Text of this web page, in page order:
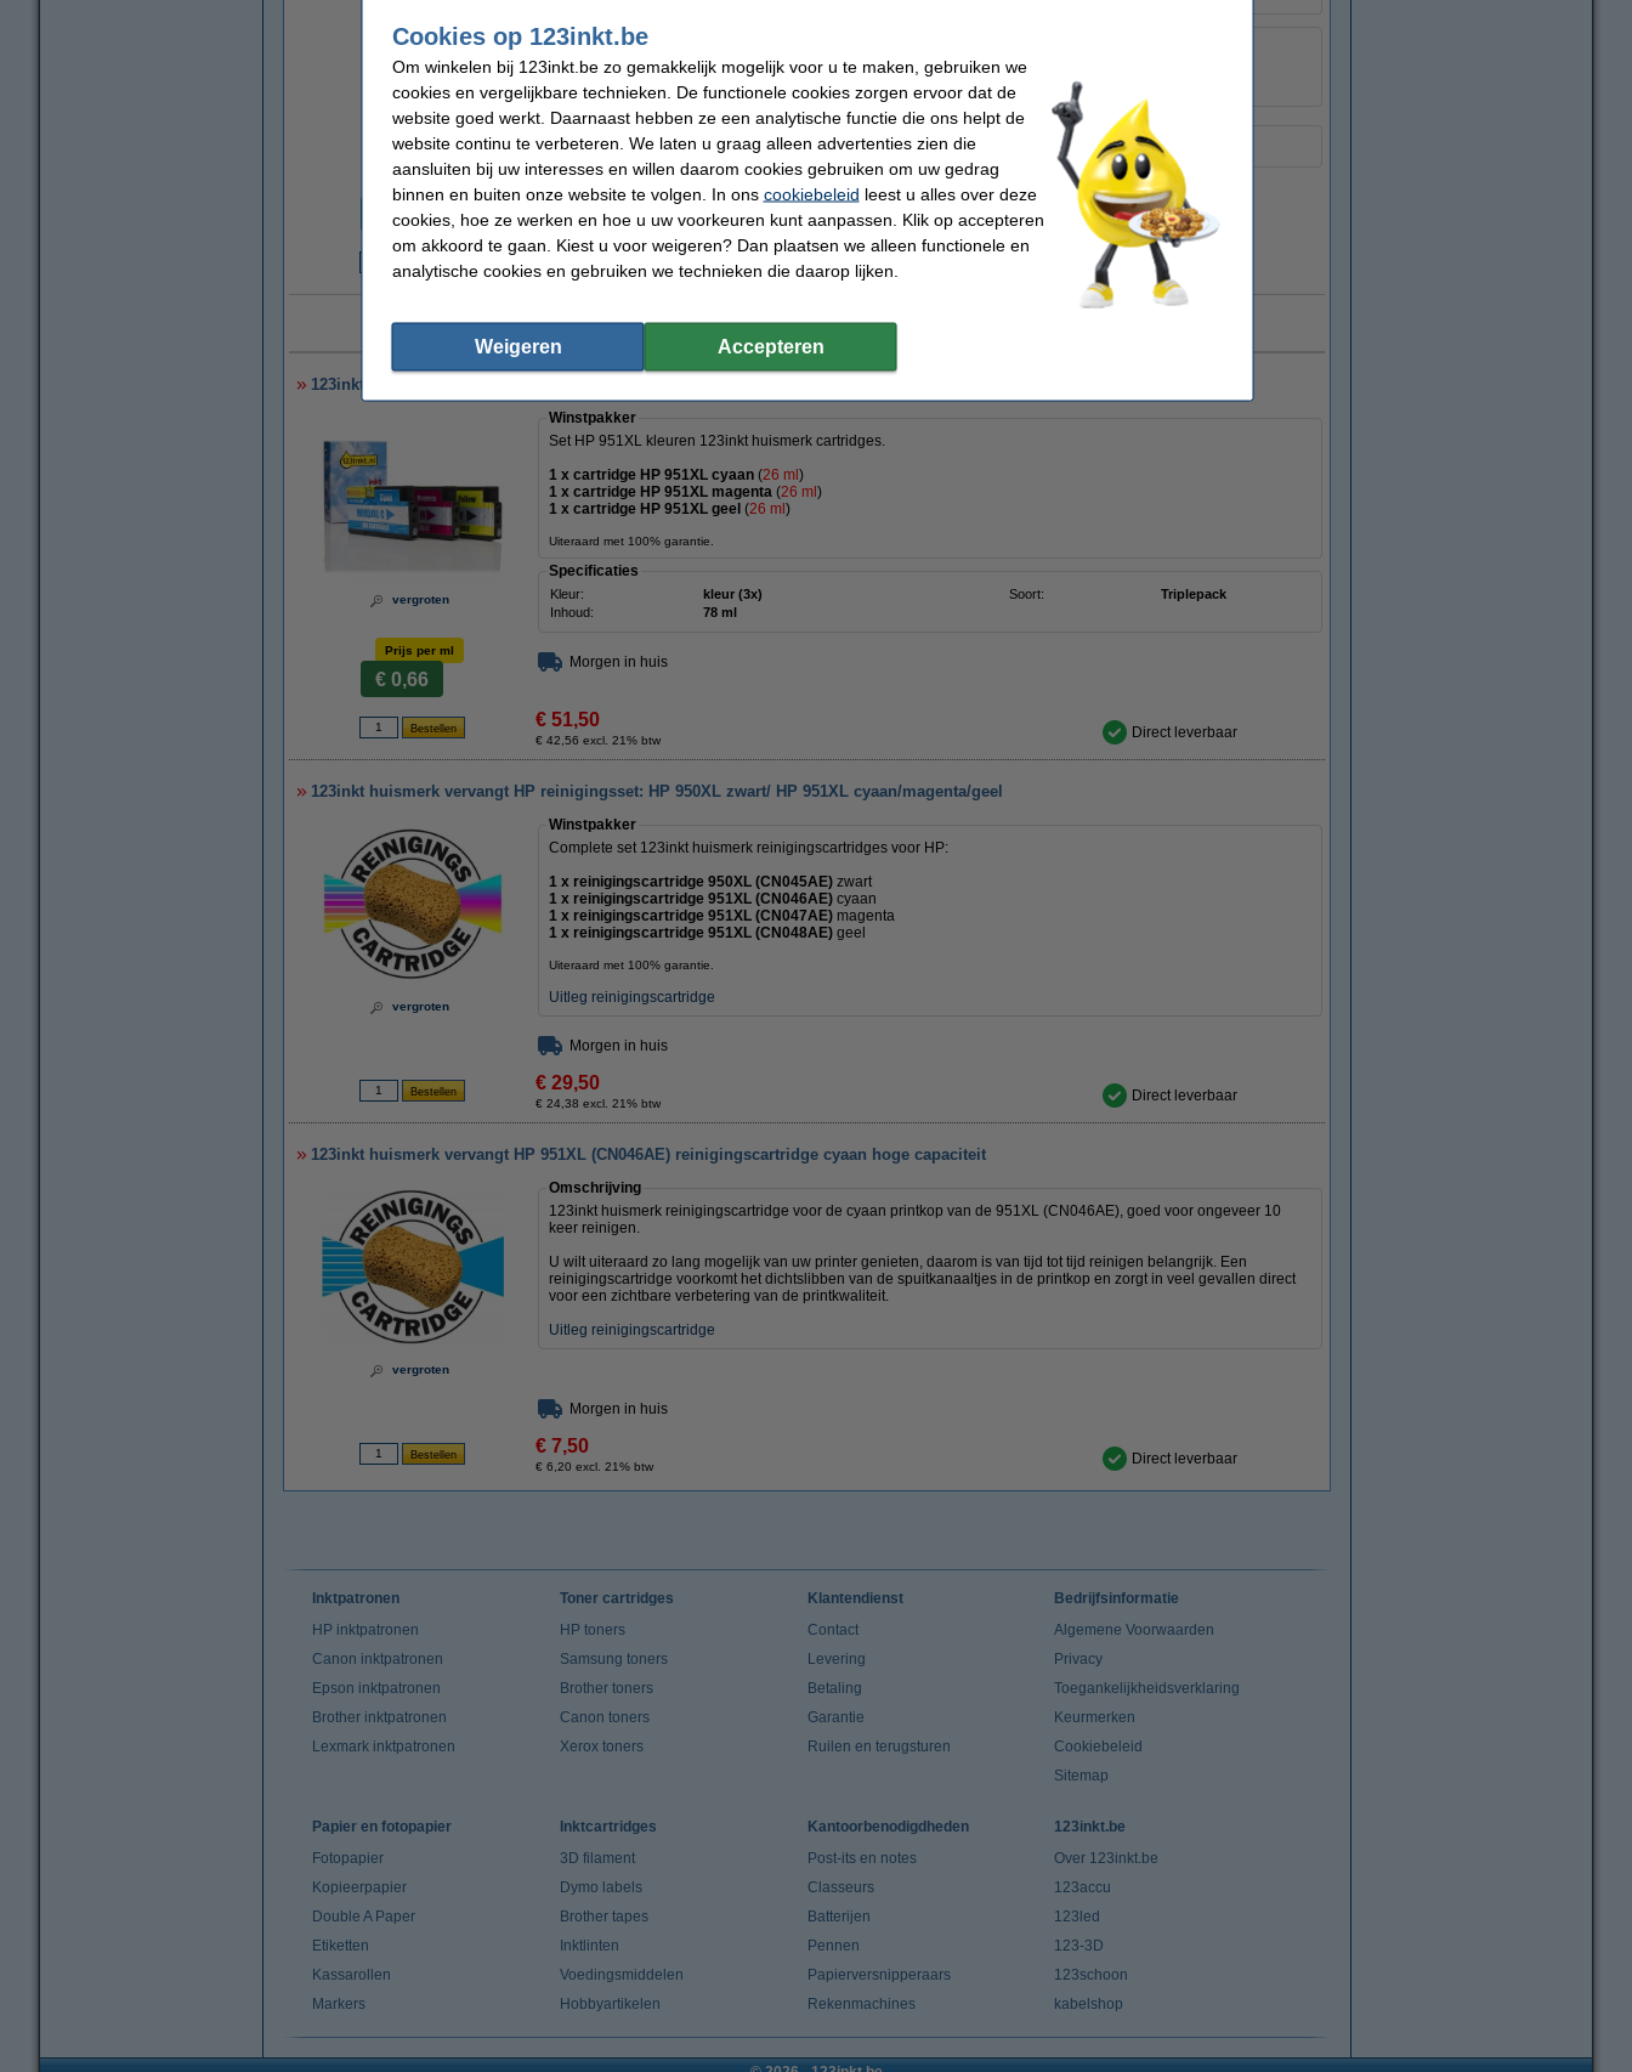
Specificaties
Kleur:
Type:
inkjetcartridge Ons artikelnr:
Inhoud:
26 ml
Tip
Wij adviseren u om deze cartridge i.p.v. de originele cartridge te nemen.
€ 0,67
Morgen in huis
€ 17,50
€ 14,46 excl. 21% btw Direct leverbaar
Laagsteprijsgarantie Meer dan 5 miljoen klanten 100% garantie op 123inkt huismerk
123inkt huismerk vervangt HP 951XL multipack cyaan/magenta/geel
vergroten
Winstpakker
Set HP 951XL kleuren 123inkt huismerk cartridges.
1 x cartridge HP 951XL cyaan (26 ml )
1 x cartridge HP 951XL magenta (26 ml )
1 x cartridge HP 951XL geel (26 ml )
Uiteraard met 100% garantie.
Specificaties
Kleur: kleur (3x) Soort:
Triplepack
Inhoud:
78 ml
Prijs per ml
€ 0,66
Morgen in huis
€ 51,50
€ 42,56 excl. 21% btw Direct leverbaar
123inkt huismerk vervangt HP reinigingsset: HP 950XL zwart/ HP 951XL cyaan/magenta/geel
vergroten
Winstpakker
Complete set 123inkt huismerk reinigingscartridges voor HP:
1 x reinigingscartridge 950XL (CN045AE) zwart
1 x reinigingscartridge 951XL (CN046AE) cyaan
1 x reinigingscartridge 951XL (CN047AE) magenta
1 x reinigingscartridge 951XL (CN048AE) geel
Uiteraard met 100% garantie.
Uitleg reinigingscartridge
Morgen in huis
€ 29,50
€ 24,38 excl. 21% btw Direct leverbaar
123inkt huismerk vervangt HP 951XL (CN046AE) reinigingscartridge cyaan hoge capaciteit
vergroten
Omschrijving
123inkt huismerk reinigingscartridge voor de cyaan printkop van de 951XL (CN046AE), goed voor ongeveer 10
keer reinigen.
U wilt uiteraard zo lang mogelijk van uw printer genieten, daarom is van tijd tot tijd reinigen belangrijk. Een
reinigingscartridge voorkomt het dichtslibben van de spuitkanaaltjes in de printkop en zorgt in veel gevallen direct
voor een zichtbare verbetering van de printkwaliteit.
Uitleg reinigingscartridge
Morgen in huis
€ 7,50
€ 6,20 excl. 21% btw Direct leverbaar
Inktpatronen
HP inktpatronen
Canon inktpatronen
Epson inktpatronen
Brother inktpatronen
Lexmark inktpatronen
Toner cartridges
HP toners
Samsung toners
Brother toners
Canon toners
Xerox toners
Klantendienst
Contact
Levering
Betaling
Garantie
Ruilen en terugsturen
Bedrijfsinformatie
Algemene Voorwaarden
Privacy
Toegankelijkheidsverklaring
Keurmerken
Cookiebeleid
Sitemap
Papier en fotopapier
Fotopapier
Kopieerpapier
Double A Paper
Etiketten
Kassarollen
Markers
Inktcartridges
3D filament
Dymo labels
Brother tapes
Inktlinten
Voedingsmiddelen
Hobbyartikelen
Kantoorbenodigdheden
Post-its en notes
Classeurs
Batterijen
Pennen
Papierversnipperaars
Rekenmachines
123inkt.be
Over 123inkt.be
123accu
123led
123-3D
123schoon
kabelshop
Cookies op 123inkt.be
Om winkelen bij 123inkt.be zo gemakkelijk mogelijk voor u te maken, gebruiken we
cookies en vergelijkbare technieken. De functionele cookies zorgen ervoor dat de
website goed werkt. Daarnaast hebben ze een analytische functie die ons helpt de
website continu te verbeteren. We laten u graag alleen advertenties zien die
aansluiten bij uw interesses en willen daarom cookies gebruiken om uw gedrag
binnen en buiten onze website te volgen. In ons cookiebeleid leest u alles over deze
cookies, hoe ze werken en hoe u uw voorkeuren kunt aanpassen. Klik op accepteren
om akkoord te gaan. Kiest u voor weigeren? Dan plaatsen we alleen functionele en
analytische cookies en gebruiken we technieken die daarop lijken.
Weigeren Accepteren